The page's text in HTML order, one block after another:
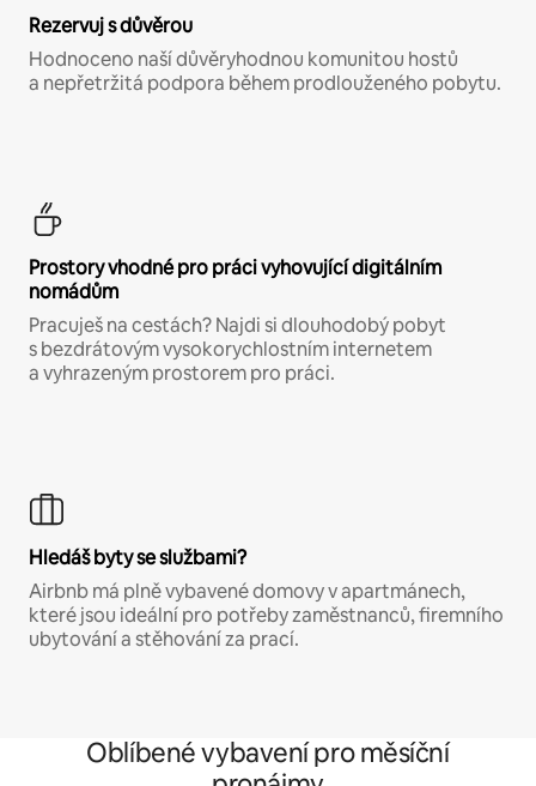
Rezervuj s důvěrou
Hodnoceno naší důvěryhodnou komunitou hostů
a nepřetržitá podpora během prodlouženého pobytu.
Prostory vhodné pro práci vyhovující digitálním
nomádům
Pracuješ na cestách? Najdi si dlouhodobý pobyt
s bezdrátovým vysokorychlostním internetem
a vyhrazeným prostorem pro práci.
Hledáš byty se službami?
Airbnb má plně vybavené domovy v apartmánech,
které jsou ideální pro potřeby zaměstnanců, firemního
ubytování a stěhování za prací.
Oblíbené vybavení pro měsíční